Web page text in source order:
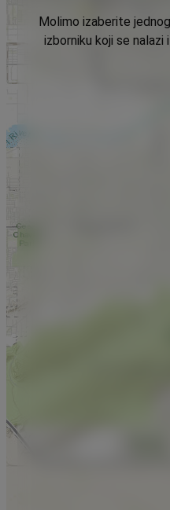
Molimo izaberite
izborniku koji se nalazi